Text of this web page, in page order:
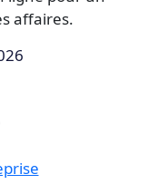
affaires.